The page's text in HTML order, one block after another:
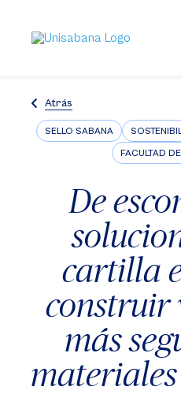
contenido
principal
Atrás
SELLO SABANA
FACULTAD
De
cartilla
construir
más